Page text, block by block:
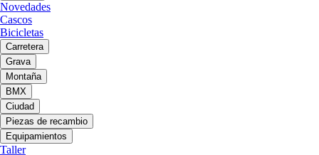
Novedades
Cascos
Bicicletas
Carretera
Grava
Montaña
BMX
Ciudad
Piezas de recambio
Equipamientos
Taller